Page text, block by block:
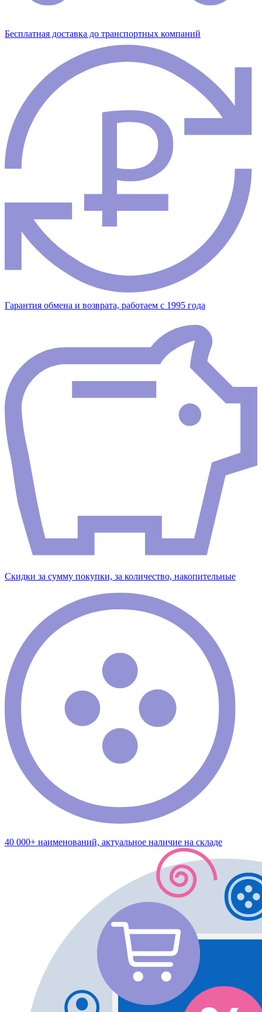
Бесплатная доставка до транспортных компаний
Гарантия обмена и возврата, работаем с 1995 года
Скидки за сумму покупки, за количество, накопительные
40 000+ наименований, актуальное наличие на складе